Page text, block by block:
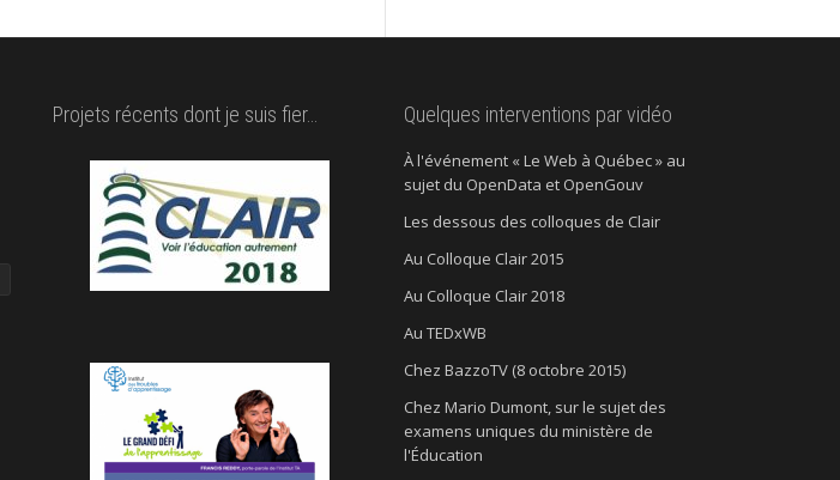
Projets récents dont je suis fier… Quelques interventions par vidéo
À l'événement « Le Web à Québec » au
sujet du OpenData et OpenGouv
Les dessous des colloques de Clair
Au Colloque Clair 2015
Au Colloque Clair 2018
Au TEDxWB
Chez BazzoTV (8 octobre 2015)
Chez Mario Dumont, sur le sujet des
examens uniques du ministère de
l'Éducation